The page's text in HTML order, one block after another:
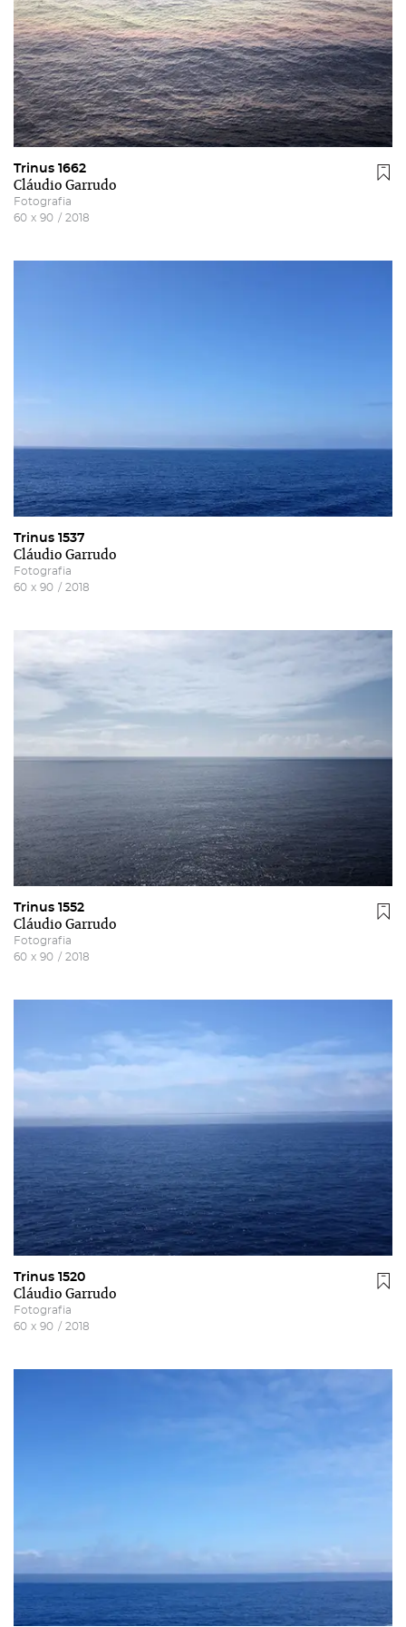
Trinus 1662
Cláudio Garrudo
Fotografia
60 x 90 / 2018
Trinus 1537
Cláudio Garrudo
Fotografia
60 x 90 / 2018
Trinus 1552
Cláudio Garrudo
Fotografia
60 x 90 / 2018
Trinus 1520
Cláudio Garrudo
Fotografia
60 x 90 / 2018